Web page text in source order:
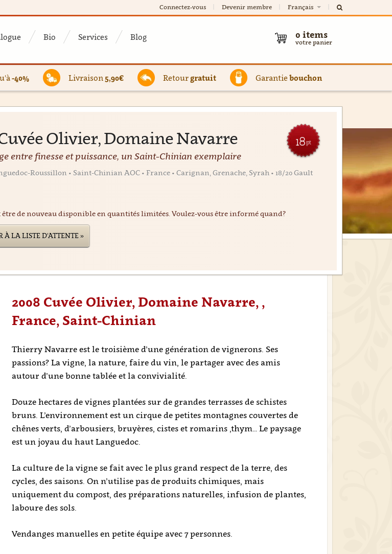
Connectez-vous Devenir membre Français
Bio Services Blog 0 items
votre panier
-40% Livraison 5,90€ Retour gratuit Garantiebouchon
Olivier, Domaine Navarre 18pt
entre finesse et puissance, un Saint-Chinian exemplaire
Roussillon • Saint-Chinian AOC • France • Carignan, Grenache, Syrah • 18/20 Gault
être de nouveau disponible en quantités limitées. Voulez-vous être informé quand?
À LA LISTE D'ATTENTE »
2008 Cuvée Olivier, Domaine Navarre, ,
France, Saint-Chinian
Thierry Navarre est le troisième d’une génération de vignerons. Ses
passions? La vigne, la nature, faire du vin, le partager avec des amis
autour d’une bonne tablée et la convivialité.
Douze hectares de vignes plantées sur de grandes terrasses de schistes
bruns. L’environnement est un cirque de petites montagnes couvertes de
chênes verts, d’arbousiers, bruyères, cistes et romarins ,thym… Le paysage
est un joyau du haut Languedoc.
La culture de la vigne se fait avec le plus grand respect de la terre, des
cycles, des saisons. On n’utilise pas de produits chimiques, mais
uniquement du compost, des préparations naturelles, infusion de plantes,
laboure des sols.
Vendanges manuelles en petite équipe avec 7 personnes.